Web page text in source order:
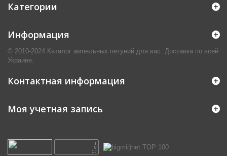
Категории
Информация
© 2010-2024 Каталог ампельных петуний для вас. Доставка по всей
Украине.
Контактная информация
Моя учетная запись